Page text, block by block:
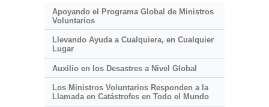
Apoyando el Programa Global de Ministros
Voluntarios
Llevando Ayuda a Cualquiera, en Cualquier
Lugar
Auxilio en los Desastres a Nivel Global
Los Ministros Voluntarios Responden a la
Llamada en Catástrofes en Todo el Mundo